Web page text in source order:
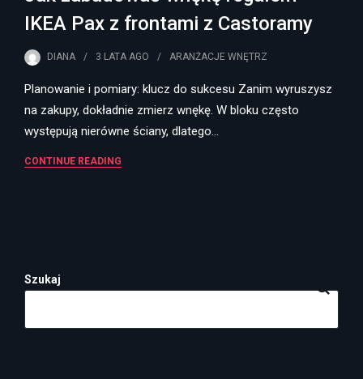
IKEA Pax z frontami z Castoramy
DIANA 3 LATA AGO ARANŻACJE WNĘTRZ
Planowanie i pomiary: klucz do sukcesu Zanim wyruszysz
na zakupy, dokładnie zmierz wnękę. W bloku często
występują nierówne ściany, dlatego…
CONTINUE READING
Szukaj